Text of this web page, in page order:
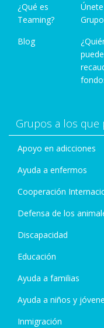
¿Qué es
Teaming?
Blog
Grupo
puede
Grupos a los que
Apoyo en adicciones
Ayuda a enfermos
Cooperación
Defensa de los
Discapacidad
Educación
Ayuda a familias
Ayuda a niños y
Inmigración